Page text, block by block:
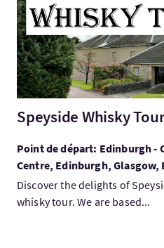
Speyside Whisky
Point de départ: Edinburgh -
Centre, Edinburgh,
Discover the delights of
whisky tour. We are based...